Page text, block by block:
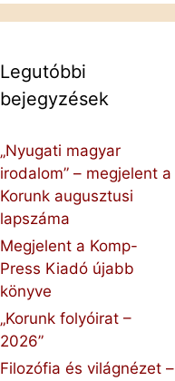
Legutóbbi
bejegyzések
„Nyugati magyar
irodalom” – megjelent a
Korunk augusztusi
lapszáma
Megjelent a Komp-
Press Kiadó újabb
könyve
„Korunk folyóirat –
2026”
Filozófia és világnézet –